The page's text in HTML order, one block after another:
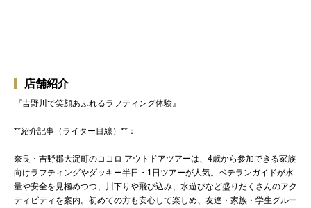
店舗紹介
『吉野川で笑顔あふれるラフティング体験』
**紹介記事（ライター目線）**：
奈良・吉野郡大淀町のココロ アウトドアツアーは、4歳から参加できる家族
向けラフティングやダッキー半日・1日ツアーが人気。ベテランガイドが水
量や安全を見極めつつ、川下りや飛び込み、水遊びなど盛りだくさんのアク
ティビティを案内。初めての方も安心して楽しめ、友達・家族・学生グルー